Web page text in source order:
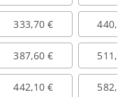
333,70 € 440,00
387,60 € 511,40
442,10 € 582,60